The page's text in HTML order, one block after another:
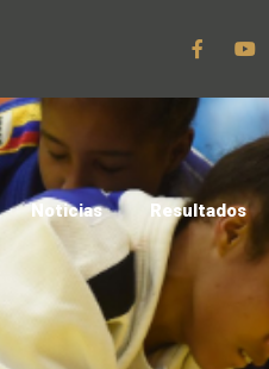
Noticias Resultados